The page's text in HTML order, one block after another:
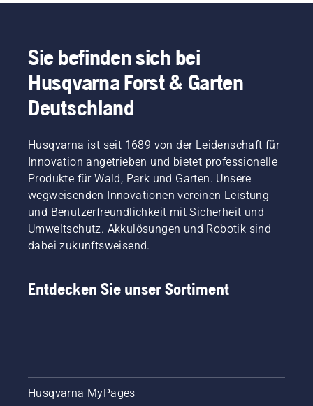
Rasen
auch an
heißen
Tagen
hervorragend
lassen.
Werfen
Sie gerne
zunächst
einen
Blick auf
unsere
wichtigsten
gesunden
zunächst
einen
Blick auf
unsere
gesunden
Rasen.
diesem
Video
gezeigt.
Sie
zunächst
einen
Blick auf
unsere
wichtigsten
Tipps für
Sie befinden sich bei
Husqvarna Forst & Garten
Deutschland
Husqvarna ist seit 1689 von der Leidenschaft für
Innovation angetrieben und bietet professionelle
Produkte für Wald, Park und Garten. Unsere
wegweisenden Innovationen vereinen Leistung
und Benutzerfreundlichkeit mit Sicherheit und
Umweltschutz. Akkulösungen und Robotik sind
dabei zukunftsweisend.
Entdecken Sie unser Sortiment
Husqvarna MyPages